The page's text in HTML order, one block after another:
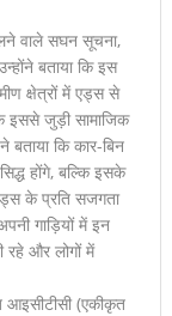
वाले सघन सूचना,
बताया कि इस
क्षेत्रों में एड्स से
इससे जुड़ी सामाजिक
बताया कि कार-बिन
होंगे, बल्कि इसके
के प्रति सजगता
गाड़ियों में इन
रहे और लोगों में
आइसीटीसी (एकीकृत